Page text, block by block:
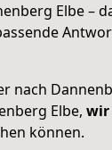
Elbe –
nach
Elbe, wir
können.